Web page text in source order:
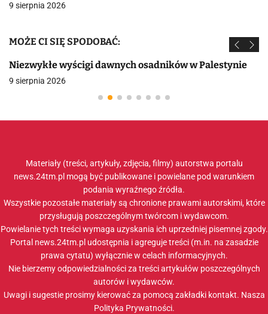
9 sierpnia 2026
MOŻE CI SIĘ SPODOBAĆ:
Niezwykłe wyścigi dawnych osadników w Palestynie
9 sierpnia 2026
Materiały (treści, artykuły, zdjęcia, filmy) autorstwa portalu
news.24tm.pl mogą być publikowane i powielane pod warunkiem
podania wyraźnego źródła.
Wszystkie pozostałe materiały są chronione prawami autorskimi, które
przysługują poszczególnym twórcom i wydawcom.
Powielanie tych treści wymaga uzyskania ich uprzedniej pisemnej zgody.
Portal news.24tm.pl udostępnia i agreguje treści (m.in. na zasadzie
prawa cytatu) wyłącznie w celach informacyjnych.
Nie bierzemy odpowiedzialności za treści artykułów poszczególnych
autorów i wydawców.
Uwagi i sugestie prosimy kierować za pomocą zakładki kontakt. Nasza
Polityka Prywatności.